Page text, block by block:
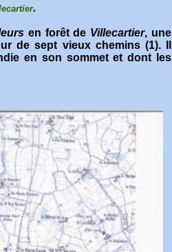
.
en forêt de Villecartier, une
de sept vieux chemins (1). Il
en son sommet et dont les